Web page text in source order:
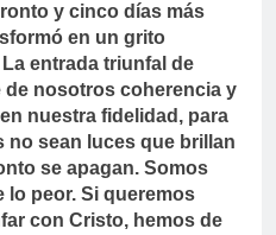
y cinco días más
en un grito
entrada triunfal de
nosotros coherencia y
nuestra fidelidad, para
sean luces que brillan
se apagan. Somos
lo peor. Si queremos
con Cristo, hemos de